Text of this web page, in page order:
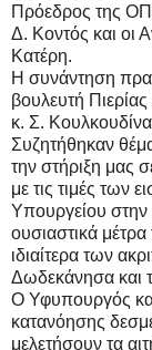
Πρόεδρος της
Δ. Κοντός και οι
Κατέρη.
Η συνάντηση
βουλευτή Πιερίας
κ. Σ. Κουλκουδίνα
Συζητήθηκαν θέ
την στήριξη μας
με τις τιμές των
Υπουργείου στην
ουσιαστικά
ιδιαίτερα των
Δωδεκάνησα και
Ο Υφυπουργός
κατανόησης
μελετήσουν τα